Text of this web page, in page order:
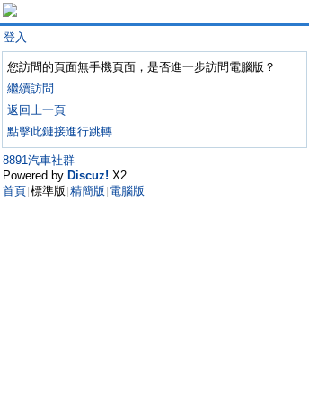
登入
您訪問的頁面無手機頁面，是否進一步訪問電腦版？
繼續訪問
返回上一頁
點擊此鏈接進行跳轉
8891汽車社群
Powered by Discuz! X2
首頁 標準版 精簡版 電腦版